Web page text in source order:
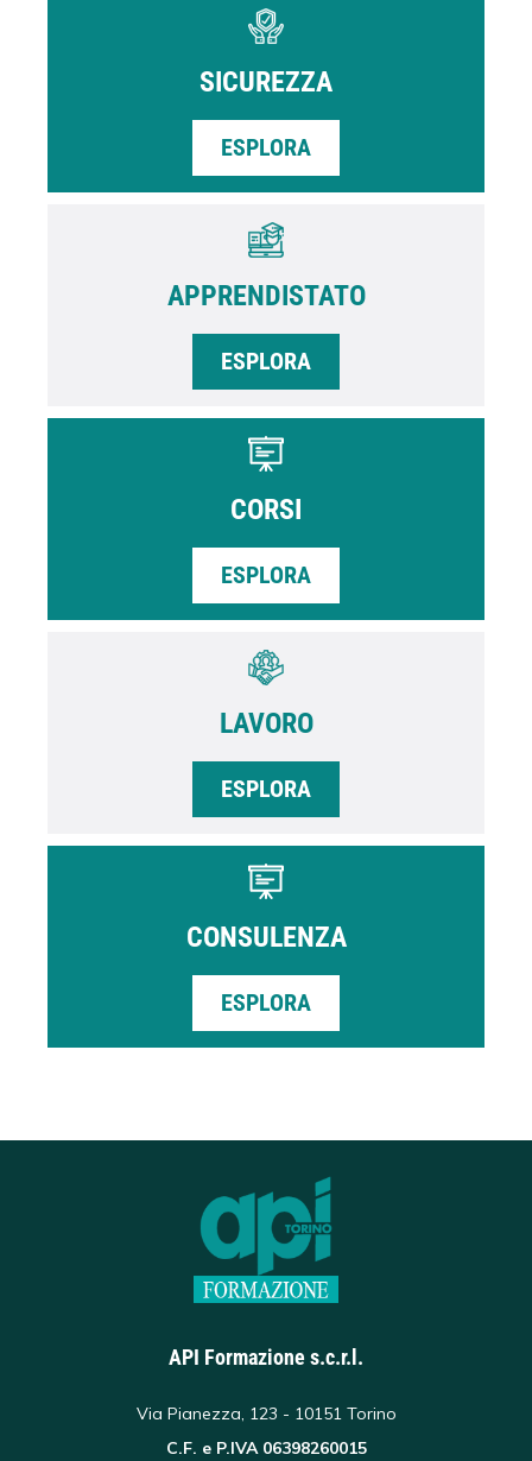
SICUREZZA
ESPLORA
APPRENDISTATO
ESPLORA
CORSI
ESPLORA
LAVORO
ESPLORA
CONSULENZA
ESPLORA
API Formazione s.c.r.l.
Via Pianezza, 123 - 10151 Torino
C.F. e P.IVA 06398260015